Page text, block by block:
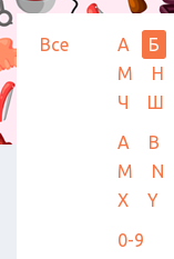
Все А Б
М
Н
Ч
Ш
A
B
M
N
X
Y
0-9